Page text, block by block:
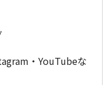
・YouTubeな